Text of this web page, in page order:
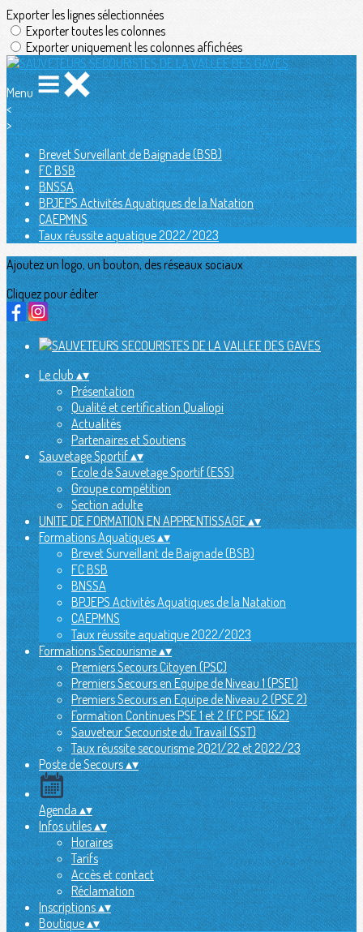
Exporter les lignes sélectionnées
Exporter toutes les colonnes
Exporter uniquement les colonnes affichées
Menu
<
>
Brevet Surveillant de Baignade (BSB)
FC BSB
BNSSA
BPJEPS Activités Aquatiques de la Natation
CAEPMNS
Taux réussite aquatique 2022/2023
Ajoutez un logo, un bouton, des réseaux sociaux
Cliquez pour éditer
Le club▴▾
Présentation
Qualité et certification Qualiopi
Actualités
Partenaires et Soutiens
Sauvetage Sportif▴▾
Ecole de Sauvetage Sportif (ESS)
Groupe compétition
Section adulte
UNITE DE FORMATION EN APPRENTISSAGE▴▾
Formations Aquatiques▴▾
Brevet Surveillant de Baignade (BSB)
FC BSB
BNSSA
BPJEPS Activités Aquatiques de la Natation
CAEPMNS
Taux réussite aquatique 2022/2023
Formations Secourisme▴▾
Premiers Secours Citoyen (PSC)
Premiers Secours en Equipe de Niveau 1 (PSE1)
Premiers Secours en Equipe de Niveau 2 (PSE 2)
Formation Continues PSE 1 et 2 (FC PSE 1&2)
Sauveteur Secouriste du Travail (SST)
Taux réussite secourisme 2021/22 et 2022/23
Poste de Secours▴▾
Agenda▴▾
Infos utiles▴▾
Horaires
Tarifs
Accès et contact
Réclamation
Inscriptions▴▾
Boutique▴▾